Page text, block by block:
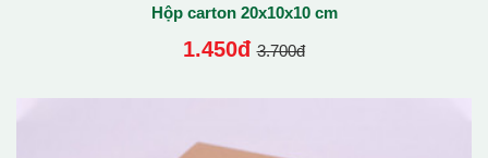
Hộp carton 20x10x10 cm
1.450đ 3.700đ